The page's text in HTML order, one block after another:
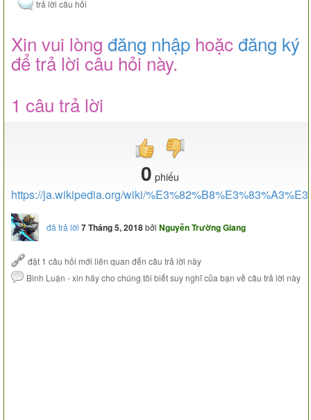
Xin vui lòng đăng nhập hoặcđăng ký
để trả lời câu hỏi này.
1 câu trả lời
0 phiếu
https://ja.wikipedia.org/wiki/
đã trả lời 7 Tháng 5, 2018bởi Nguyễn Trường Giang